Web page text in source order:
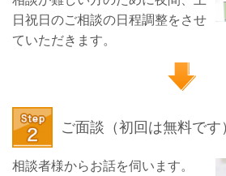
日祝日のご相談の日程調整をさせ
ていただきます。
ご面談（初回は無料です
相談者様からお話を伺います。